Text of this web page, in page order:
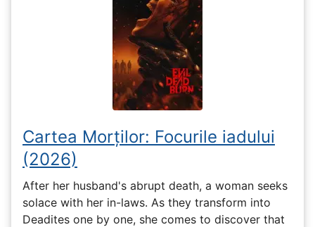
Cartea Morților: Focurile iadului
(2026)
After her husband's abrupt death, a woman seeks
solace with her in-laws. As they transform into
Deadites one by one, she comes to discover that